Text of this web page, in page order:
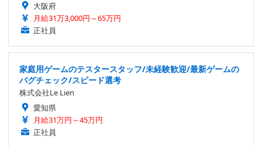
大阪府
月給31万3,000円～65万円
正社員
家庭用ゲームのテスタースタッフ/未経験歓迎/最新ゲームの
バグチェック/スピード選考
株式会社Le Lien
愛知県
月給31万円～45万円
正社員